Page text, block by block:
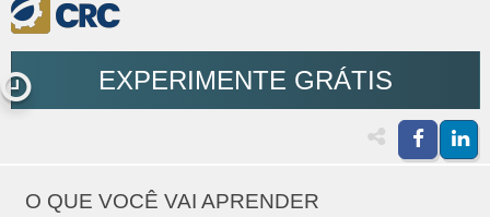
EXPERIMENTE GRÁTIS
O QUE VOCÊ VAI APRENDER